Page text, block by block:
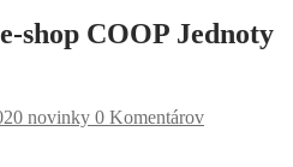
shop COOP Jednoty
novinky 0 Komentárov